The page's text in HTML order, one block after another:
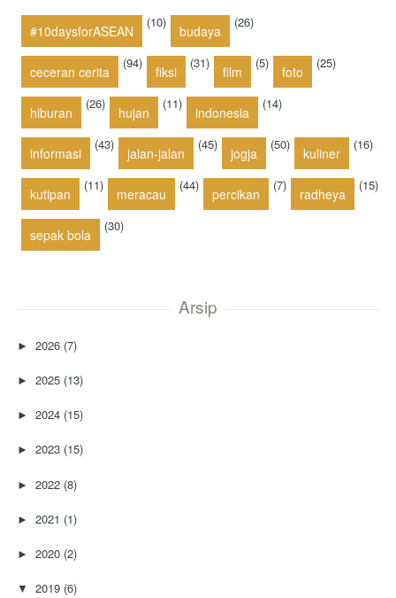
#10daysforASEAN
(10)
budaya
(26)
ceceran cerita
(94)
fiksi
(31)
film
(5)
foto
(25)
hiburan
(26)
hujan
(11)
indonesia
(14)
informasi
(43)
jalan-jalan
(45)
jogja
(50)
kuliner
(16)
kutipan
(11)
meracau
(44)
percikan
(7)
radheya
(15)
sepak bola
(30)
Arsip
►2026 (7)
►2025 (13)
►2024 (15)
►2023 (15)
►2022 (8)
►2021 (1)
►2020 (2)
▼ 2019 (6)